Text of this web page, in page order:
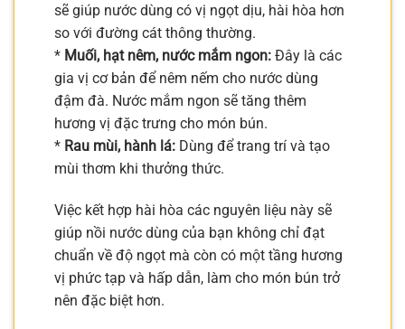
sẽ giúp nước dùng có vị ngọt dịu, hài hòa hơn
so với đường cát thông thường.
* Muối, hạt nêm, nước mắm ngon: Đây là các
gia vị cơ bản để nêm nếm cho nước dùng
đậm đà. Nước mắm ngon sẽ tăng thêm
hương vị đặc trưng cho món bún.
* Rau mùi, hành lá: Dùng để trang trí và tạo
mùi thơm khi thưởng thức.
Việc kết hợp hài hòa các nguyên liệu này sẽ
giúp nồi nước dùng của bạn không chỉ đạt
chuẩn về độ ngọt mà còn có một tầng hương
vị phức tạp và hấp dẫn, làm cho món bún trở
nên đặc biệt hơn.